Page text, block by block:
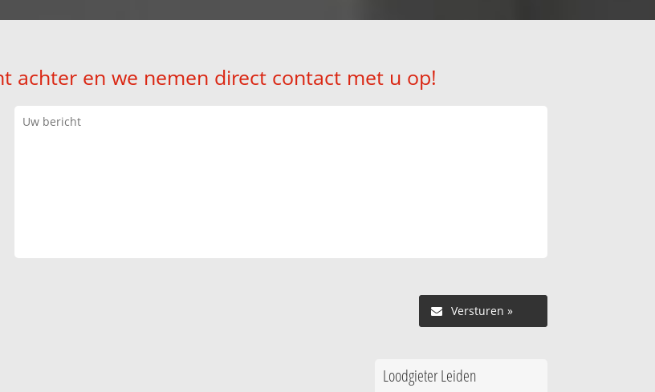
achter en we nemen direct contact met u op!
Versturen »
Loodgieter Leiden